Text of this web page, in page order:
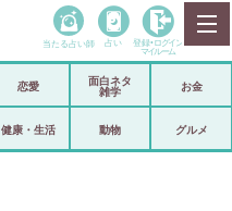
政治
当たる占い師 占い 登録• ログイン
マイルーム
恋愛
面白ネタ
雑学
お金
健康・生活 動物 グルメ